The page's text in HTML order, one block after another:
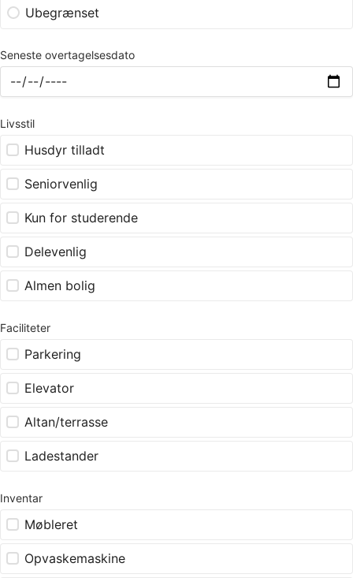
Ubegrænset
Seneste overtagelsesdato
Livsstil
Husdyr tilladt
Seniorvenlig
Kun for studerende
Delevenlig
Almen bolig
Faciliteter
Parkering
Elevator
Altan/terrasse
Ladestander
Inventar
Møbleret
Opvaskemaskine